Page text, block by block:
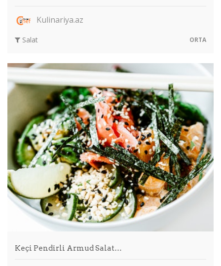
Kulinariya.az
Salat ORTA
Keçi Pendirli Armud Salat…